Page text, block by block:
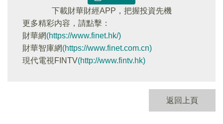
下載財華財經APP，把握投資先機
更多精彩内容，請點擊：
財華網(https://www.finet.hk/)
財華智庫網(https://www.finet.com.cn)
現代電視FINTV(http://www.fintv.hk)
返回上頁